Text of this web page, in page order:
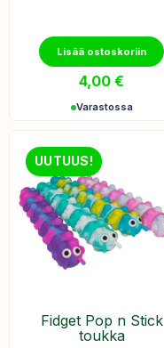
Lisää ostoskoriin
4,00 €
Varastossa
UUTUUS!
Fidget Pop n Stick
toukka